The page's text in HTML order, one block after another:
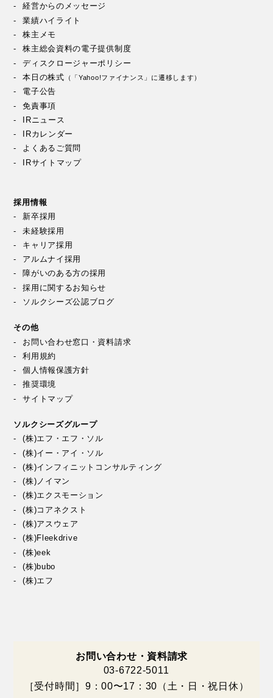
経営からのメッセージ
業績ハイライト
株主メモ
株主総会資料の電子提供制度
ディスクロージャーポリシー
本日の株式 （「Yahoo!ファイナンス」に遷移します）
電子公告
免責事項
IRニュース
IRカレンダー
よくあるご質問
IRサイトマップ
採用情報
新卒採用
未経験採用
キャリア採用
アルムナイ採用
障がいのある方の採用
採用に関するお知らせ
ソルクシーズ公認ブログ
その他
お問い合わせ窓口・資料請求
利用規約
個人情報保護方針
推奨環境
サイトマップ
ソルクシーズグループ
(株)エフ・エフ・ソル
(株)イー・アイ・ソル
(株)インフィニットコンサルティング
(株)ノイマン
(株)エクスモーション
(株)コアネクスト
(株)アスウェア
(株)Fleekdrive
(株)eek
(株)bubo
(株)エフ
お問い合わせ・資料請求
03-6722-5011
［受付時間］9：00〜17：30（土・日・祝日休）